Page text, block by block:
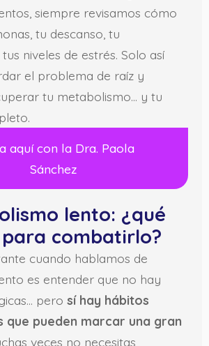
siempre revisamos cómo
tu descanso, tu
niveles de estrés. Solo así
el problema de raíz y
tu metabolismo… y tu
aquí con la Dra. Paola
Sánchez
lento: ¿qué
combatirlo?
cuando hablamos de
es entender que no hay
pero sí hay hábitos
que pueden marcar una gran
veces no necesitas